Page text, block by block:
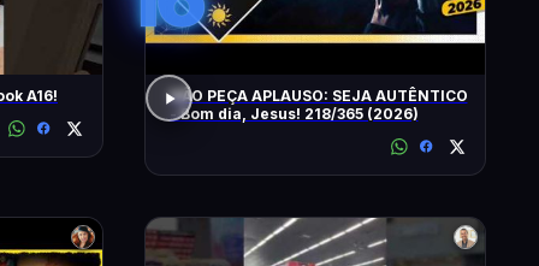
A16!
NÃO PEÇA APLAUSO: SEJA AUTÊNTICO
- Bom dia, Jesus! 218/365 (2026)